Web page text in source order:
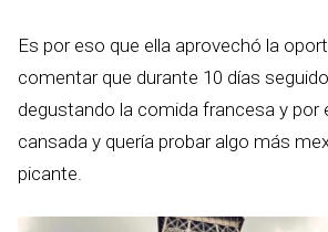
Es por eso que ella aprovechó la
comentar que durante 10 días
degustando la comida francesa y por
cansada y quería probar algo más
picante.